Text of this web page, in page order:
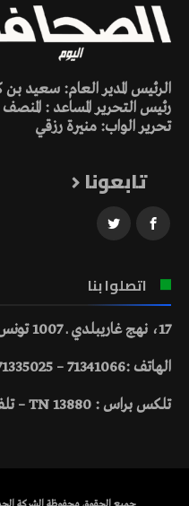
الرئيس المدير العام: سعيد بن
رئيس التحرير المساعد :
تحرير الواب: منيرة رزقي
تابعونا
اتصلوا بنا
17، نهج غاريبلدي ـ 1007 تونس
الهاتف :71341066 – 71335025 – 71336386
تلكس براس : 13880 TN – تلفاكس :71336584